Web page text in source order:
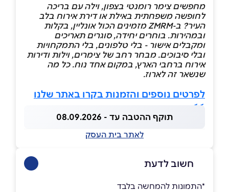
מחפשים צימר רומנטי בצפון, וילה עם בריכה
לחופשה משפחתית באילת או דירת אירוח בלב
העיר? ב-ZMRM מזמינים הכול אונליין, בקלות
ובמהירות. בוחרים יחידה, סוגרים תאריכים
ומקבלים אישור - בלי טלפונים, בלי התמקחויות
ובלי סיבוכים. מבחר רחב של צימרים, וילות ודירות
אירוח ברחבי הארץ, במקום אחד נוח. כל מה
שנשאר זה לארוז.
לפרטים נוספים והזמנות בקרו באתר שלנו
>>
תוקף ההטבה עד - 08.09.2026
לאתר בית העסק
חשוב לדעת
*התמונות להמחשה בלבד